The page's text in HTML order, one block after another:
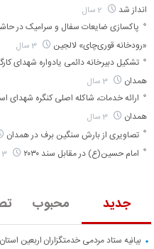
جدید محبوب
بیانیه ستاد مردمی خدمتگزاران اربعین
انداز شد
پاکسازی ضایعات سفال و سرامیک در
«رودخانه قوری‌چای» لالجین
3 سال
تشکیل دبیرخانه دائمی یادواره شهدای
همدان
3 سال
ارائه خدمات، شاکله اصلی کنگره شهدای
همدان
3 سال
تصاویری از بارش سنگین برف در همدان
امام حسین(ع) در مقابل سند ۲۰۳۰ 3 سال